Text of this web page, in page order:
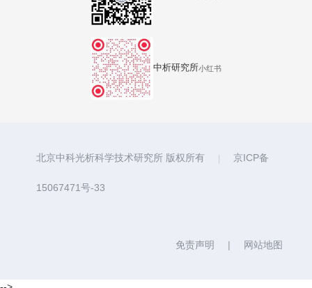
中析研究所小红书
北京中科光析科学技术研究所 版权所有 京ICP备
15067471号-33
免责声明 | 网站地图